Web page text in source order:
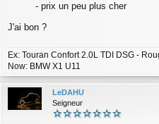
- prix un peu plus cher
J'ai bon ?
Ex: Touran Confort 2.0L TDI DSG -
Now: BMW X1 U11
LeDAHU
Seigneur